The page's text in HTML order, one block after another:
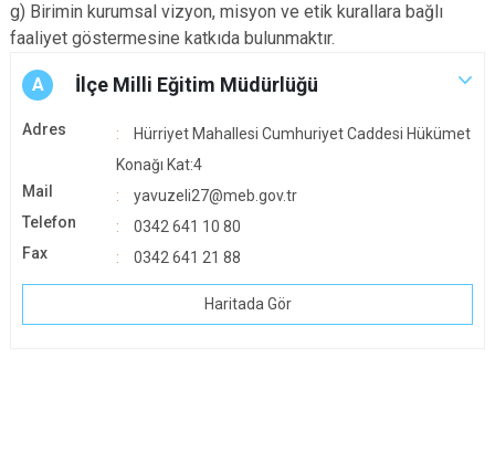
g) Birimin kurumsal vizyon, misyon ve etik kurallara bağlı
faaliyet göstermesine katkıda bulunmaktır.
A İlçe Milli Eğitim Müdürlüğü
Adres
Hürriyet Mahallesi Cumhuriyet Caddesi Hükümet
Konağı Kat:4
Mail
yavuzeli27@meb.gov.tr
Telefon
0342 641 10 80
Fax
0342 641 21 88
Haritada Gör